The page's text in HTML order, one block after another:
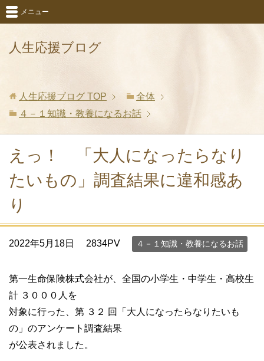
人生応援ブログ
メニュー
人生応援ブログ TOP
全体
４－１知識・教養になるお話
えっ！ 「大人になったらなり
たいもの」調査結果に違和感あ
り
2022年5月18日 2834PV ４－１知識・教養になるお話
第一生命保険株式会社が、全国の小学生・中学生・高校生
計 ３０００人を
対象に行った、第 ３２ 回「大人になったらなりたいも
の」のアンケート調査結果
が公表されました。